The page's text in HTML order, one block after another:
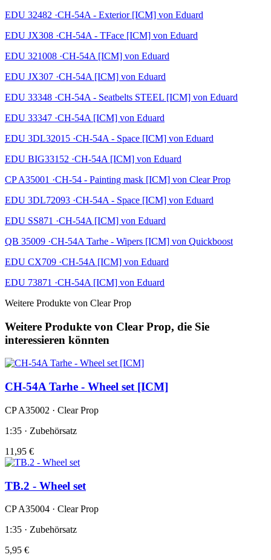
EDU 32482 ·CH-54A - Exterior [ICM] von Eduard
EDU JX308 ·CH-54A - TFace [ICM] von Eduard
EDU 321008 ·CH-54A [ICM] von Eduard
EDU JX307 ·CH-54A [ICM] von Eduard
EDU 33348 ·CH-54A - Seatbelts STEEL [ICM] von Eduard
EDU 33347 ·CH-54A [ICM] von Eduard
EDU 3DL32015 ·CH-54A - Space [ICM] von Eduard
EDU BIG33152 ·CH-54A [ICM] von Eduard
CP A35001 ·CH-54 - Painting mask [ICM] von Clear Prop
EDU 3DL72093 ·CH-54A - Space [ICM] von Eduard
EDU SS871 ·CH-54A [ICM] von Eduard
QB 35009 ·CH-54A Tarhe - Wipers [ICM] von Quickboost
EDU CX709 ·CH-54A [ICM] von Eduard
EDU 73871 ·CH-54A [ICM] von Eduard
Weitere Produkte von Clear Prop
Weitere Produkte von Clear Prop, die Sie
interessieren könnten
CH-54A Tarhe - Wheel set [ICM]
CP A35002 · Clear Prop
1:35 · Zubehörsatz
11,95 €
TB.2 - Wheel set
CP A35004 · Clear Prop
1:35 · Zubehörsatz
5,95 €